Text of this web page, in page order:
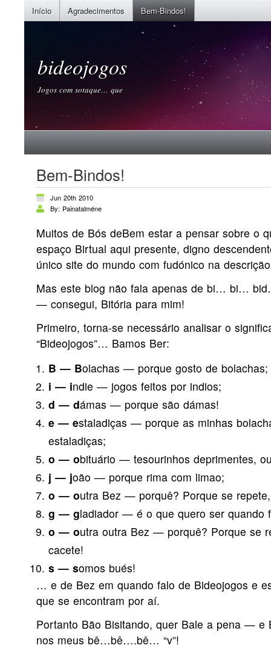
Início Agradecimentos Bem-Bindos!
bideojogos
Jogos com sotaque… que
Bem-Bindos!
Jun 20th 2010
By: Painatalméne
Muitos de Bós deBem estar a pensar sobre o
espaço Birtual aqui presente, digno
único site do mundo com fudónico na
Mas este blog não fala apenas de bi… bi…
— consegui, Bitória para mim!
Primeiro, torna-se necessário analisar o
“Bideojogos”… Bamos Ber:
B — Bolachas — porque gosto de bolachas;
i — indie — jogos feitos por indios;
d — dámas — porque são dámas!
e — estaladiças — porque as minhas
estaladiças;
o — obituário — tesourinhos deprimentes,
j — joão — porque rima com limao;
o — outra Bez — porquê? Porque se repete,
g — gladiador — é o que quero ser quando
o — outra outra Bez — porquê? Porque se
cacete!
s — somos bués!
… e de Bez em quando falo de Bideojogos e
que se encontram por aí.
Portanto Bão Bisitando, quer Bale a pena — e
nos meus bê…bê….bê… “v”!